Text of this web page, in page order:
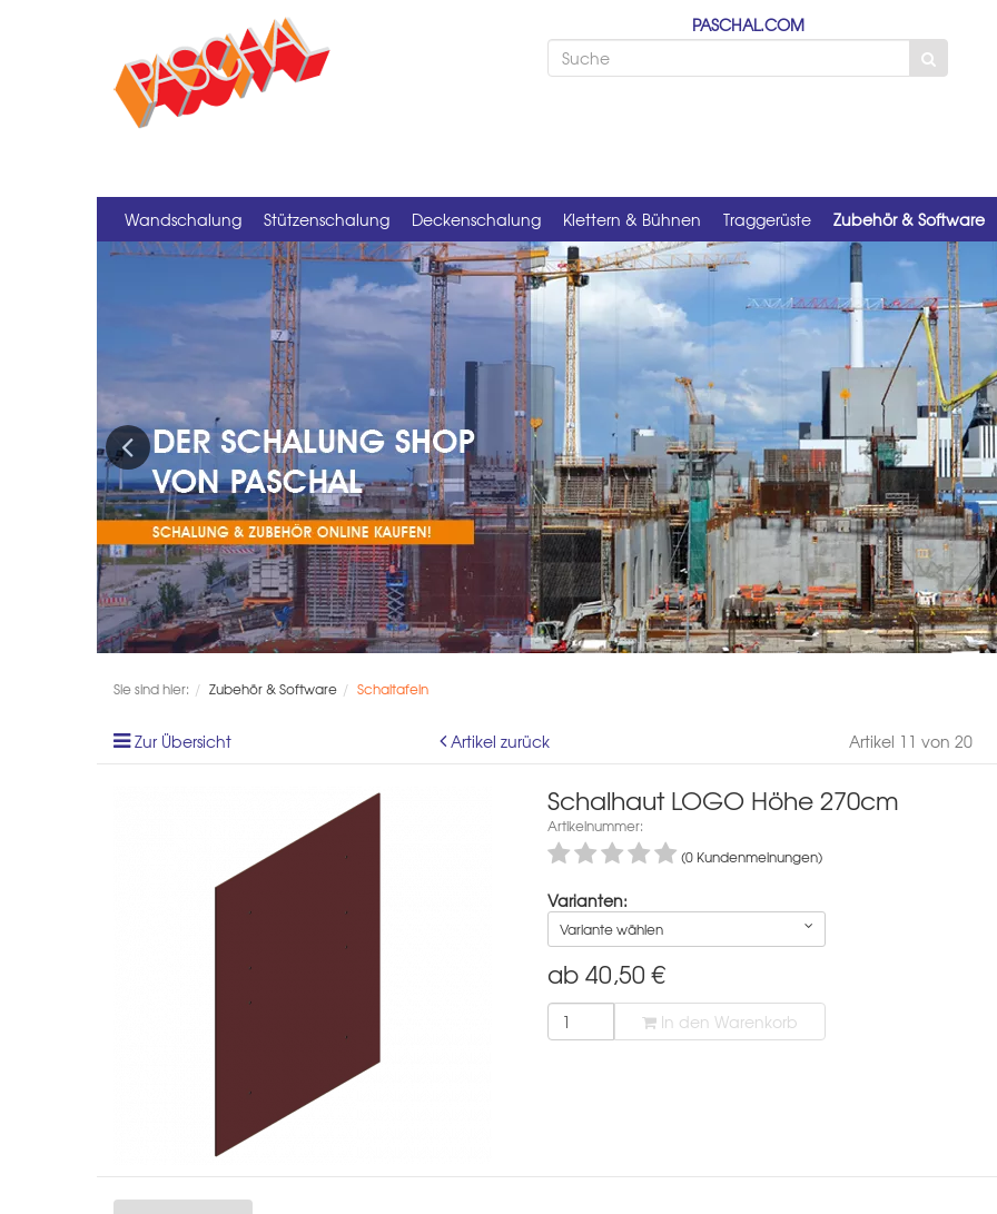
PASCHAL.COM
Wandschalung Stützenschalung Deckenschalung Klettern & Bühnen Traggerüste Zubehör & Software
Previous
Sie sind hier: Zubehör & Software Schaltafeln
Zur Übersicht Artikel zurück Artikel 11 von 20
Schalhaut LOGO Höhe 270cm
Artikelnummer:
(0 Kundenmeinungen)
Varianten:
Variante wählen
ab40,50 €
In den Warenkorb